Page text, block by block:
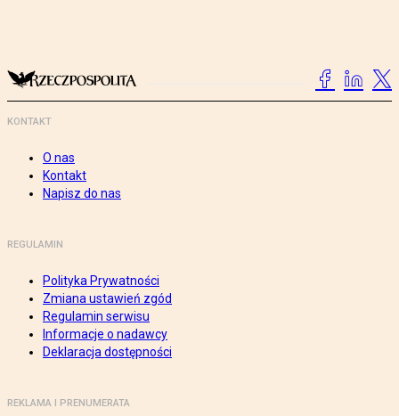
KONTAKT
O nas
Kontakt
Napisz do nas
REGULAMIN
Polityka Prywatności
Zmiana ustawień zgód
Regulamin serwisu
Informacje o nadawcy
Deklaracja dostępności
REKLAMA I PRENUMERATA